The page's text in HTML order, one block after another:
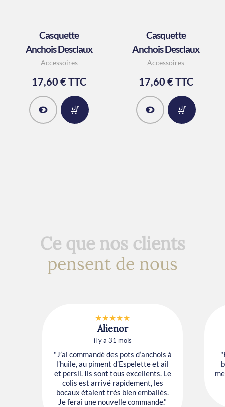
Casquette
Anchois Desclaux
Accessoires
17,60 € TTC
Casquette
Anchois Desclaux
Accessoires
17,60 € TTC
Ce que nos clients
pensent de nous
★★★★★
Alienor
il y a 31 mois
"J’ai commandé des pots d’anchois à
l’huile, au piment d’Espelette et ail
et persil. Ils sont tous excellents. Le
colis est arrivé rapidement, les
bocaux étaient très bien emballés.
Je ferai une nouvelle commande."